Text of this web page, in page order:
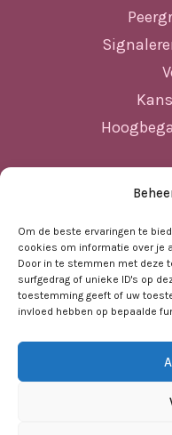
Om de beste ervaringen te
cookies om informatie over je
Door in te stemmen met deze
surfgedrag of unieke ID's op
toestemming geeft of uw
invloed hebben op bepaalde